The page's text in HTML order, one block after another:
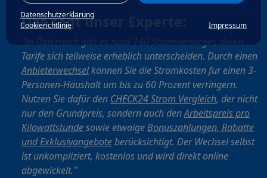
Datenschutzerklärung
Cookierichtlinie
Impressum
Das sagt unser Experte:
"In Österreich gibt es rund 140 Stromversorger, deren
Tarife sich teilweise erheblich unterscheiden. Durch einen
Anbieterwechselkönnen Sie die Stromkosten für einen 3-
Personen-Haushalt um bis zu 60 Prozent verringern.
Nutzen Sie dafür den CHECK24 Strom Vergleich, der nicht
nur den Grundpreis, sondern auch denArbeitspreis pro
Kilowattstundesowie etwaigeBonuszahlungen, Rabatte
und Exklusivangeboteberücksichtigt. Der Wechsel selbst
ist unkompliziert, kostenlos und wird direkt online
abgewickelt."